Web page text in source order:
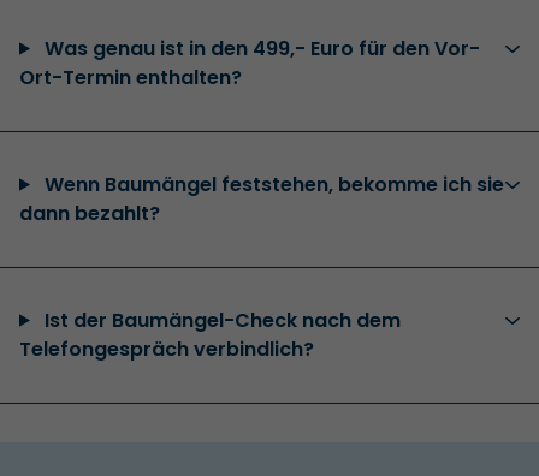
Was genau ist in den 499,- Euro für den Vor-
Ort-Termin enthalten?
Wenn Baumängel feststehen, bekomme ich sie
dann bezahlt?
Ist der Baumängel-Check nach dem
Telefongespräch verbindlich?